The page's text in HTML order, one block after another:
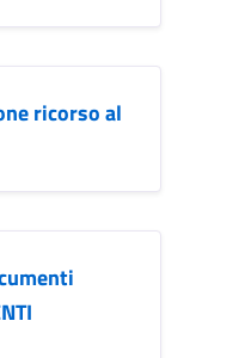
ricorso al